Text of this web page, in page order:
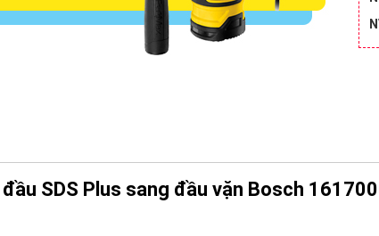
SDS Plus sang đầu vặn Bosch